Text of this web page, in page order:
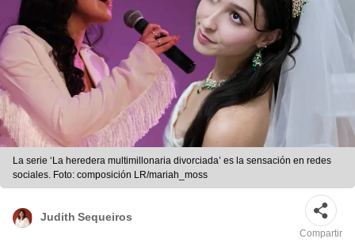
La serie ‘La heredera multimillonaria divorciada’ es la sensación en redes
sociales. Foto: composición LR/mariah_moss
Judith Sequeiros
Compartir